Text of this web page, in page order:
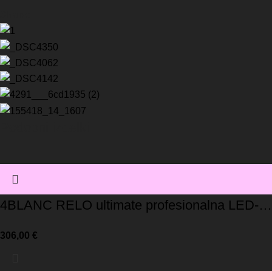
4BLANC RELO ultimate profesionalna LED-
306,00 €